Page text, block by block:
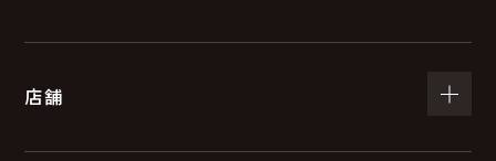
（５）個人情報の取扱いの委託について
取得した個人情報の取扱いの全部又は、一部を委託する
店舗